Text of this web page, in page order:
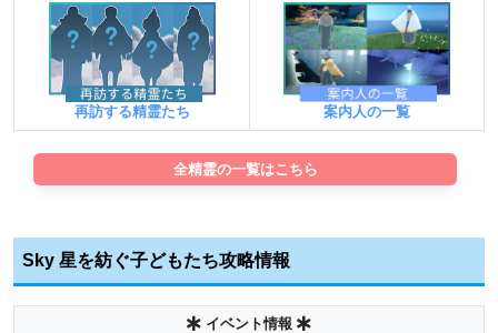
再訪する精霊たち 案内人の一覧
全精霊の一覧はこちら
Sky 星を紡ぐ子どもたち攻略情報
イベント情報